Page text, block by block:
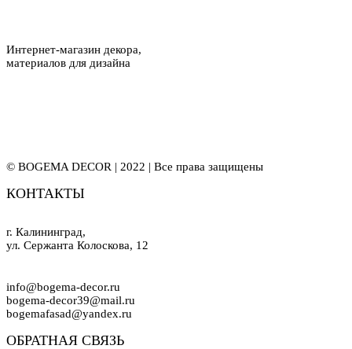
Интернет-магазин декора,
материалов для дизайна
© BOGEMA DECOR | 2022 | Все права защищены
КОНТАКТЫ
г. Калининград,
ул. Сержанта Колоскова, 12
info@bogema-decor.ru
bogema-decor39@mail.ru
bogemafasad@yandex.ru
ОБРАТНАЯ СВЯЗЬ